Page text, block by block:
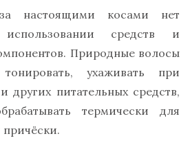
настоящими косами нет
средств и
Природные волосы
ухаживать при
других питательных средств,
термически для
причёски.